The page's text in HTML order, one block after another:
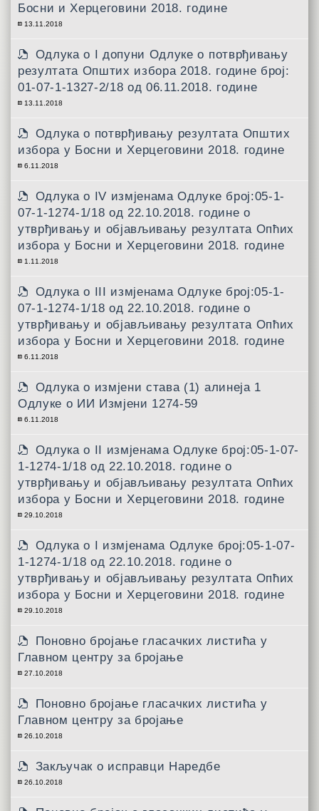
Босни и Херцеговини 2018. године
13.11.2018
Одлука о I допуни Одлуке о потврђивању
резултата Општих избора 2018. године број:
01-07-1-1327-2/18 од 06.11.2018. године
13.11.2018
Одлукa о потврђивању резултата Општих
избора у Босни и Херцеговини 2018. године
6.11.2018
Одлука о IV измјенама Одлуке број:05-1-
07-1-1274-1/18 од 22.10.2018. године о
утврђивању и објављивању резултата Опћих
избора у Босни и Херцеговини 2018. године
1.11.2018
Одлука о III измјенама Одлуке број:05-1-
07-1-1274-1/18 од 22.10.2018. године о
утврђивању и објављивању резултата Опћих
избора у Босни и Херцеговини 2018. године
6.11.2018
Одлука о измјени става (1) алинеја 1
Одлуке о ИИ Измјени 1274-59
6.11.2018
Одлука о II измјенама Одлуке број:05-1-07-
1-1274-1/18 од 22.10.2018. године о
утврђивању и објављивању резултата Опћих
избора у Босни и Херцеговини 2018. године
29.10.2018
Одлука о I измјенама Одлуке број:05-1-07-
1-1274-1/18 од 22.10.2018. године о
утврђивању и објављивању резултата Опћих
избора у Босни и Херцеговини 2018. године
29.10.2018
Поновно бројање гласачких листића у
Главном центру за бројање
27.10.2018
Поновно бројање гласачких листића у
Главном центру за бројање
26.10.2018
Закључак о исправци Наредбе
26.10.2018